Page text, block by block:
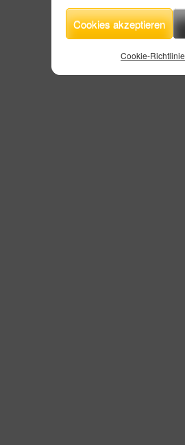
Cookies akzeptieren
Cookie-Richtlinie